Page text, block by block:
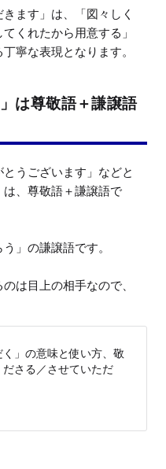
ます」は、「図々しく
くれたから用意する」
寧な表現となります。
は尊敬語＋謙譲語
とうございます」などと
、尊敬語＋謙譲語で
」の謙譲語です。
は目上の相手なので、
く」の意味と使い方、敬
さる／させていただ